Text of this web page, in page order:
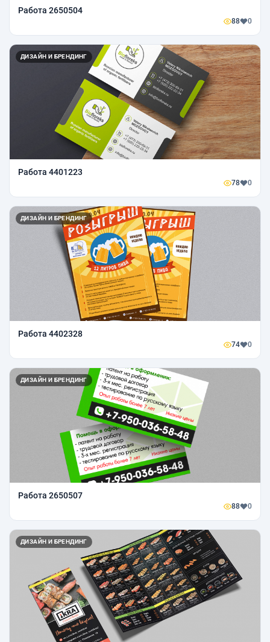
Работа 2650504
88 0
ДИЗАЙН И БРЕНДИНГ
Работа 4401223
78 0
ДИЗАЙН И БРЕНДИНГ
Работа 4402328
74 0
ДИЗАЙН И БРЕНДИНГ
Работа 2650507
88 0
ДИЗАЙН И БРЕНДИНГ